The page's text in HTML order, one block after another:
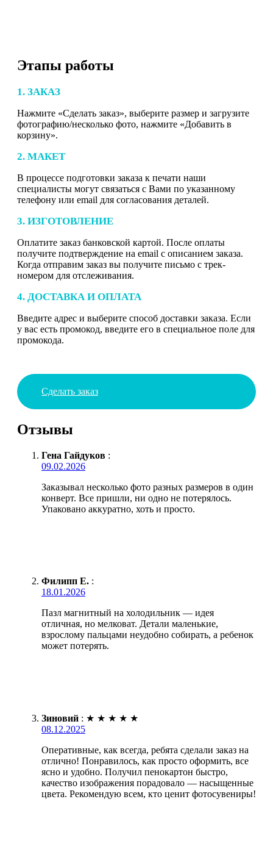
Этапы работы
1. ЗАКАЗ
Нажмите «Сделать заказ», выберите размер и загрузите
фотографию/несколько фото, нажмите «Добавить в
корзину».
2. МАКЕТ
В процессе подготовки заказа к печати наши
специалисты могут связаться с Вами по указанному
телефону или email для согласования деталей.
3. ИЗГОТОВЛЕНИЕ
Оплатите заказ банковской картой. После оплаты
получите подтверждение на email с описанием заказа.
Когда отправим заказ вы получите письмо с трек-
номером для отслеживания.
4. ДОСТАВКА И ОПЛАТА
Введите адрес и выберите способ доставки заказа. Если
у вас есть промокод, введите его в специальное поле для
промокода.
Сделать заказ
Отзывы
Гена Гайдуков :
09.02.2026
Заказывал несколько фото разных размеров в один
конверт. Все пришли, ни одно не потерялось.
Упаковано аккуратно, хоть и просто.
Филипп Е. :
18.01.2026
Пазл магнитный на холодильник — идея
отличная, но мелковат. Детали маленькие,
взрослому пальцами неудобно собирать, а ребенок
может потерять.
Зиновий : ★ ★ ★ ★ ★
08.12.2025
Оперативные, как всегда, ребята сделали заказ на
отлично! Понравилось, как просто оформить, все
ясно и удобно. Получил пенокартон быстро,
качество изображения порадовало — насыщенные
цвета. Рекомендую всем, кто ценит фотосувениры!